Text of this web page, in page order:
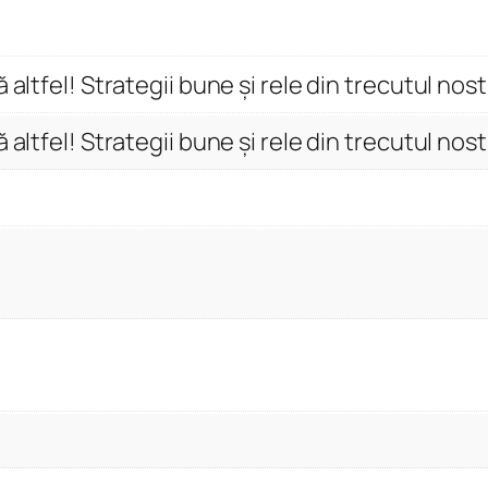
a
n
o
s
ă
z
altfel! Strategii bune și rele din trecutul
altfel! Strategii bune și rele din trecutul